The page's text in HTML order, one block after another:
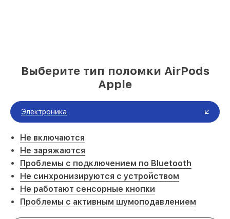
Выберите тип поломки AirPods
Apple
Электроника
Не включаются
Не заряжаются
Проблемы с подключением по Bluetooth
Не синхронизируются с устройством
Не работают сенсорные кнопки
Проблемы с активным шумоподавлением